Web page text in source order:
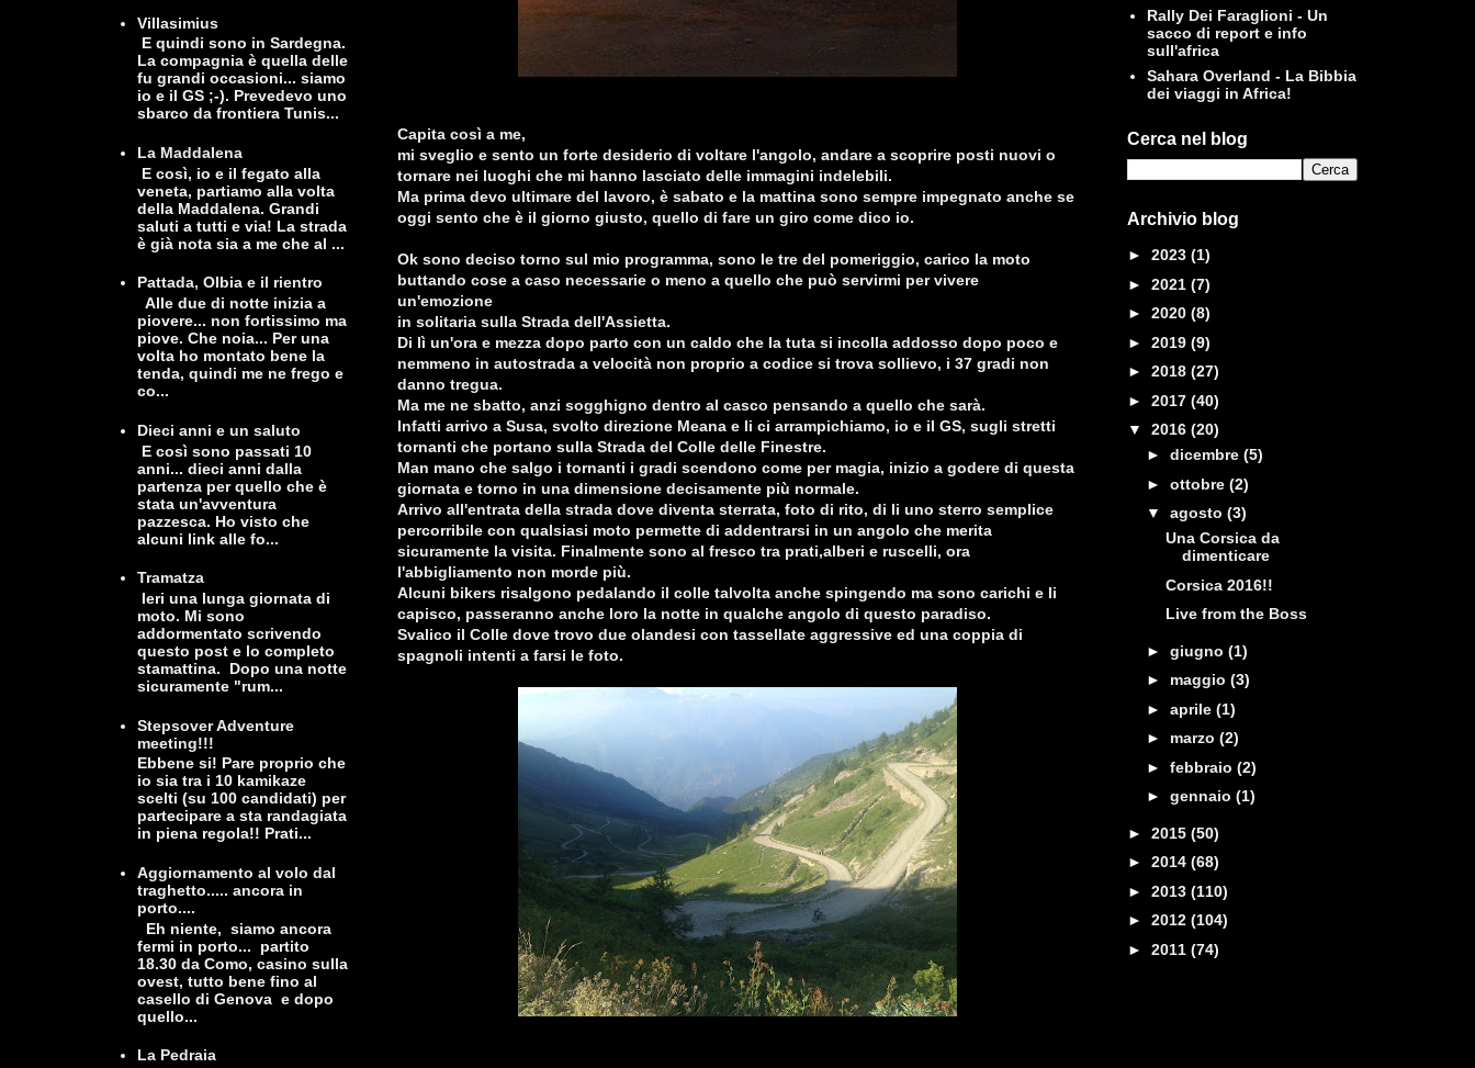
Capita così a me,
mi sveglio e sento un forte desiderio di voltare l'angolo, andare a scoprire posti nuovi o
tornare nei luoghi che mi hanno lasciato delle immagini indelebili.
Ma prima devo ultimare del lavoro, è sabato e la mattina sono sempre impegnato anche se
oggi sento che è il giorno giusto, quello di fare un giro come dico io.
Ok sono deciso torno sul mio programma, sono le tre del pomeriggio, carico la moto
buttando cose a caso necessarie o meno a quello che può servirmi per vivere
un'emozione
in solitaria sulla Strada dell'Assietta.
Di lì un'ora e mezza dopo parto con un caldo che la tuta si incolla addosso dopo poco e
nemmeno in autostrada a velocità non proprio a codice si trova sollievo, i 37 gradi non
danno tregua.
Ma me ne sbatto, anzi sogghigno dentro al casco pensando a quello che sarà.
Infatti arrivo a Susa, svolto direzione Meana e li ci arrampichiamo, io e il GS, sugli stretti
tornanti che portano sulla Strada del Colle delle Finestre.
Man mano che salgo i tornanti i gradi scendono come per magia, inizio a godere di questa
giornata e torno in una dimensione decisamente più normale.
Arrivo all'entrata della strada dove diventa sterrata, foto di rito, di li uno sterro semplice
percorribile con qualsiasi moto permette di addentrarsi in un angolo che merita
sicuramente la visita. Finalmente sono al fresco tra prati,alberi e ruscelli, ora
l'abbigliamento non morde più.
Alcuni bikers risalgono pedalando il colle talvolta anche spingendo ma sono carichi e li
capisco, passeranno anche loro la notte in qualche angolo di questo paradiso.
Svalico il Colle dove trovo due olandesi con tassellate aggressive ed una coppia di
spagnoli intenti a farsi le foto.
Villasimius
E quindi sono in Sardegna.
La compagnia è quella delle
fu grandi occasioni... siamo
io e il GS ;-). Prevedevo uno
sbarco da frontiera Tunis...
La Maddalena
E così, io e il fegato alla
veneta, partiamo alla volta
della Maddalena. Grandi
saluti a tutti e via! La strada
è già nota sia a me che al ...
Pattada, Olbia e il rientro
Alle due di notte inizia a
piovere... non fortissimo ma
piove. Che noia... Per una
volta ho montato bene la
tenda, quindi me ne frego e
co...
Dieci anni e un saluto
E così sono passati 10
anni... dieci anni dalla
partenza per quello che è
stata un'avventura
pazzesca. Ho visto che
alcuni link alle fo...
Tramatza
Ieri una lunga giornata di
moto. Mi sono
addormentato scrivendo
questo post e lo completo
stamattina. Dopo una notte
sicuramente "rum...
Stepsover Adventure
meeting!!!
Ebbene si! Pare proprio che
io sia tra i 10 kamikaze
scelti (su 100 candidati) per
partecipare a sta randagiata
in piena regola!! Prati...
Aggiornamento al volo dal
traghetto..... ancora in
porto....
Eh niente, siamo ancora
fermi in porto... partito
18.30 da Como, casino sulla
ovest, tutto bene fino al
casello di Genova e dopo
quello...
La Pedraia
Rally Dei Faraglioni - Un
sacco di report e info
sull'africa
Sahara Overland - La Bibbia
dei viaggi in Africa!
Cerca nel blog
Archivio blog
► 2023 (1)
► 2021 (7)
► 2020 (8)
► 2019 (9)
► 2018 (27)
► 2017 (40)
▼ 2016 (20)
► dicembre (5)
► ottobre (2)
▼ agosto (3)
Una Corsica da
dimenticare
Corsica 2016!!
Live from the Boss
► giugno (1)
► maggio (3)
► aprile (1)
► marzo (2)
► febbraio (2)
► gennaio (1)
► 2015 (50)
► 2014 (68)
► 2013 (110)
► 2012 (104)
► 2011 (74)